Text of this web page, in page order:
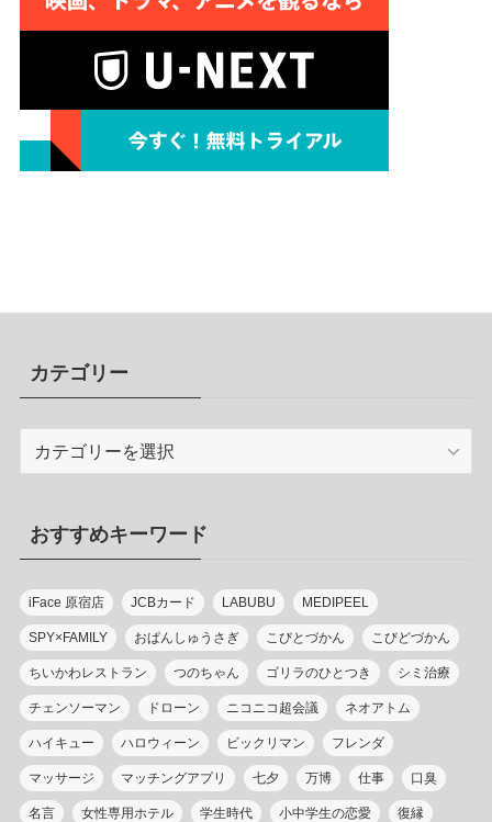
カテゴリー
リ
ー
おすすめキーワード
iFace 原宿店 JCBカード LABUBU MEDIPEEL
SPY×FAMILY おぱんしゅうさぎ こびとづかん こびどづかん
ちいかわレストラン つのちゃん ゴリラのひとつき シミ治療
チェンソーマン ドローン ニコニコ超会議 ネオアトム
ハイキュー ハロウィーン ビックリマン フレンダ
マッサージ マッチングアプリ 七夕 万博 仕事 口臭
名言 女性専用ホテル 学生時代 小中学生の恋愛 復縁